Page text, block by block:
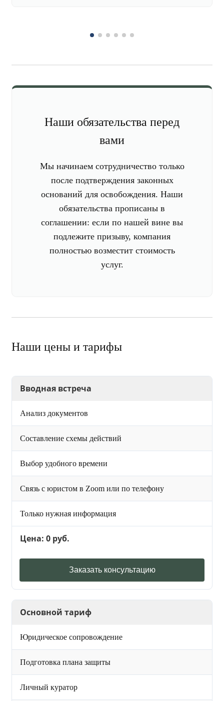
Наши обязательства перед
вами
Мы начинаем сотрудничество только
после подтверждения законных
оснований для освобождения. Наши
обязательства прописаны в
соглашении: если по нашей вине вы
подлежите призыву, компания
полностью возместит стоимость
услуг.
Наши цены и тарифы
Вводная встреча
Анализ документов
Составление схемы действий
Выбор удобного времени
Связь с юристом в Zoom или по телефону
Только нужная информация
Цена: 0 руб.
Заказать консультацию
Основной тариф
Юридическое сопровождение
Подготовка плана защиты
Личный куратор